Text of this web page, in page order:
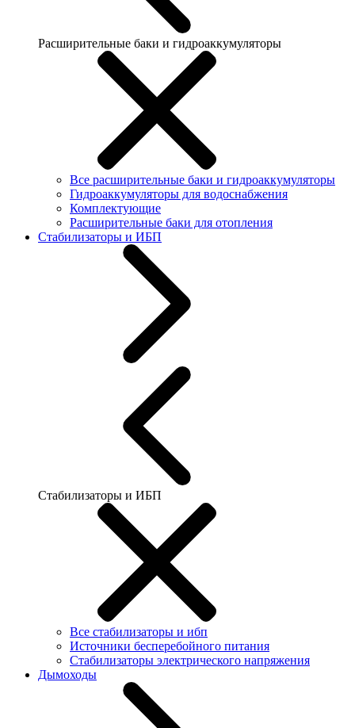
Расширительные баки и гидроаккумуляторы
Все расширительные баки и гидроаккумуляторы
Гидроаккумуляторы для водоснабжения
Комплектующие
Расширительные баки для отопления
Стабилизаторы и ИБП
Стабилизаторы и ИБП
Все стабилизаторы и ибп
Источники бесперебойного питания
Стабилизаторы электрического напряжения
Дымоходы